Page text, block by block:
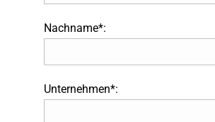
Nachname*:
Unternehmen*: